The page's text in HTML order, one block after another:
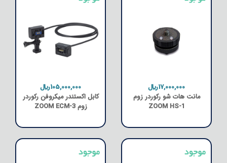
17,000,000﷼
مانت هات شو رکوردر زوم
ZOOM HS-1
105,000,000﷼
کابل اکستندر میکروفن رکوردر
زوم ZOOM ECM-3